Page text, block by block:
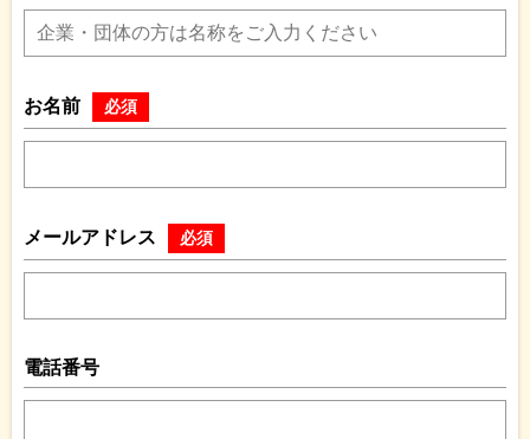
お名前 必須
メールアドレス 必須
電話番号